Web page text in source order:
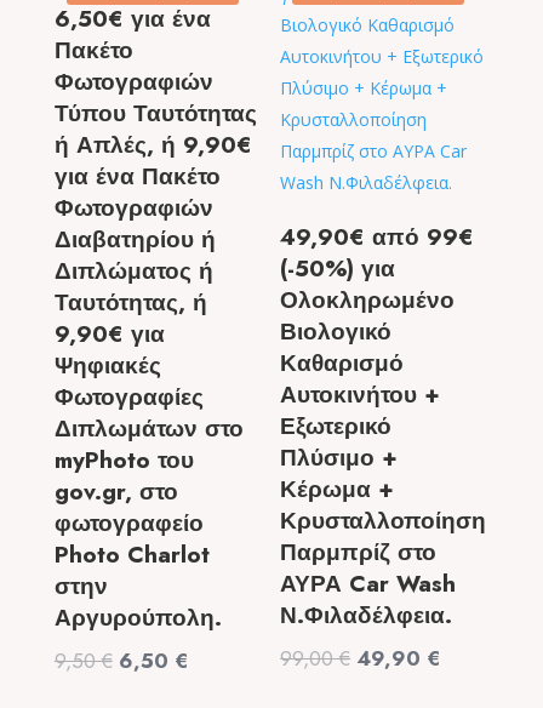
6,50€ για ένα
Πακέτο
Φωτογραφιών
Τύπου Ταυτότητας
ή Απλές, ή 9,90€
για ένα Πακέτο
Φωτογραφιών
Διαβατηρίου ή
Διπλώματος ή
Ταυτότητας, ή
9,90€ για
Ψηφιακές
Φωτογραφίες
Διπλωμάτων στο
myPhoto του
gov.gr, στο
φωτογραφείο
Photo Charlot
στην
Αργυρούπολη.
9,50€ Original
6,50 €
49,90€ από 99€
(-50%) για
Ολοκληρωμένο
Βιολογικό
Καθαρισμό
Αυτοκινήτου +
Εξωτερικό
Πλύσιμο +
Κέρωμα +
Κρυσταλλοποίηση
Παρμπρίζ στο
ΑΥΡΑ Car Wash
Ν.Φιλαδέλφεια.
99,00€ Original
49,90 €